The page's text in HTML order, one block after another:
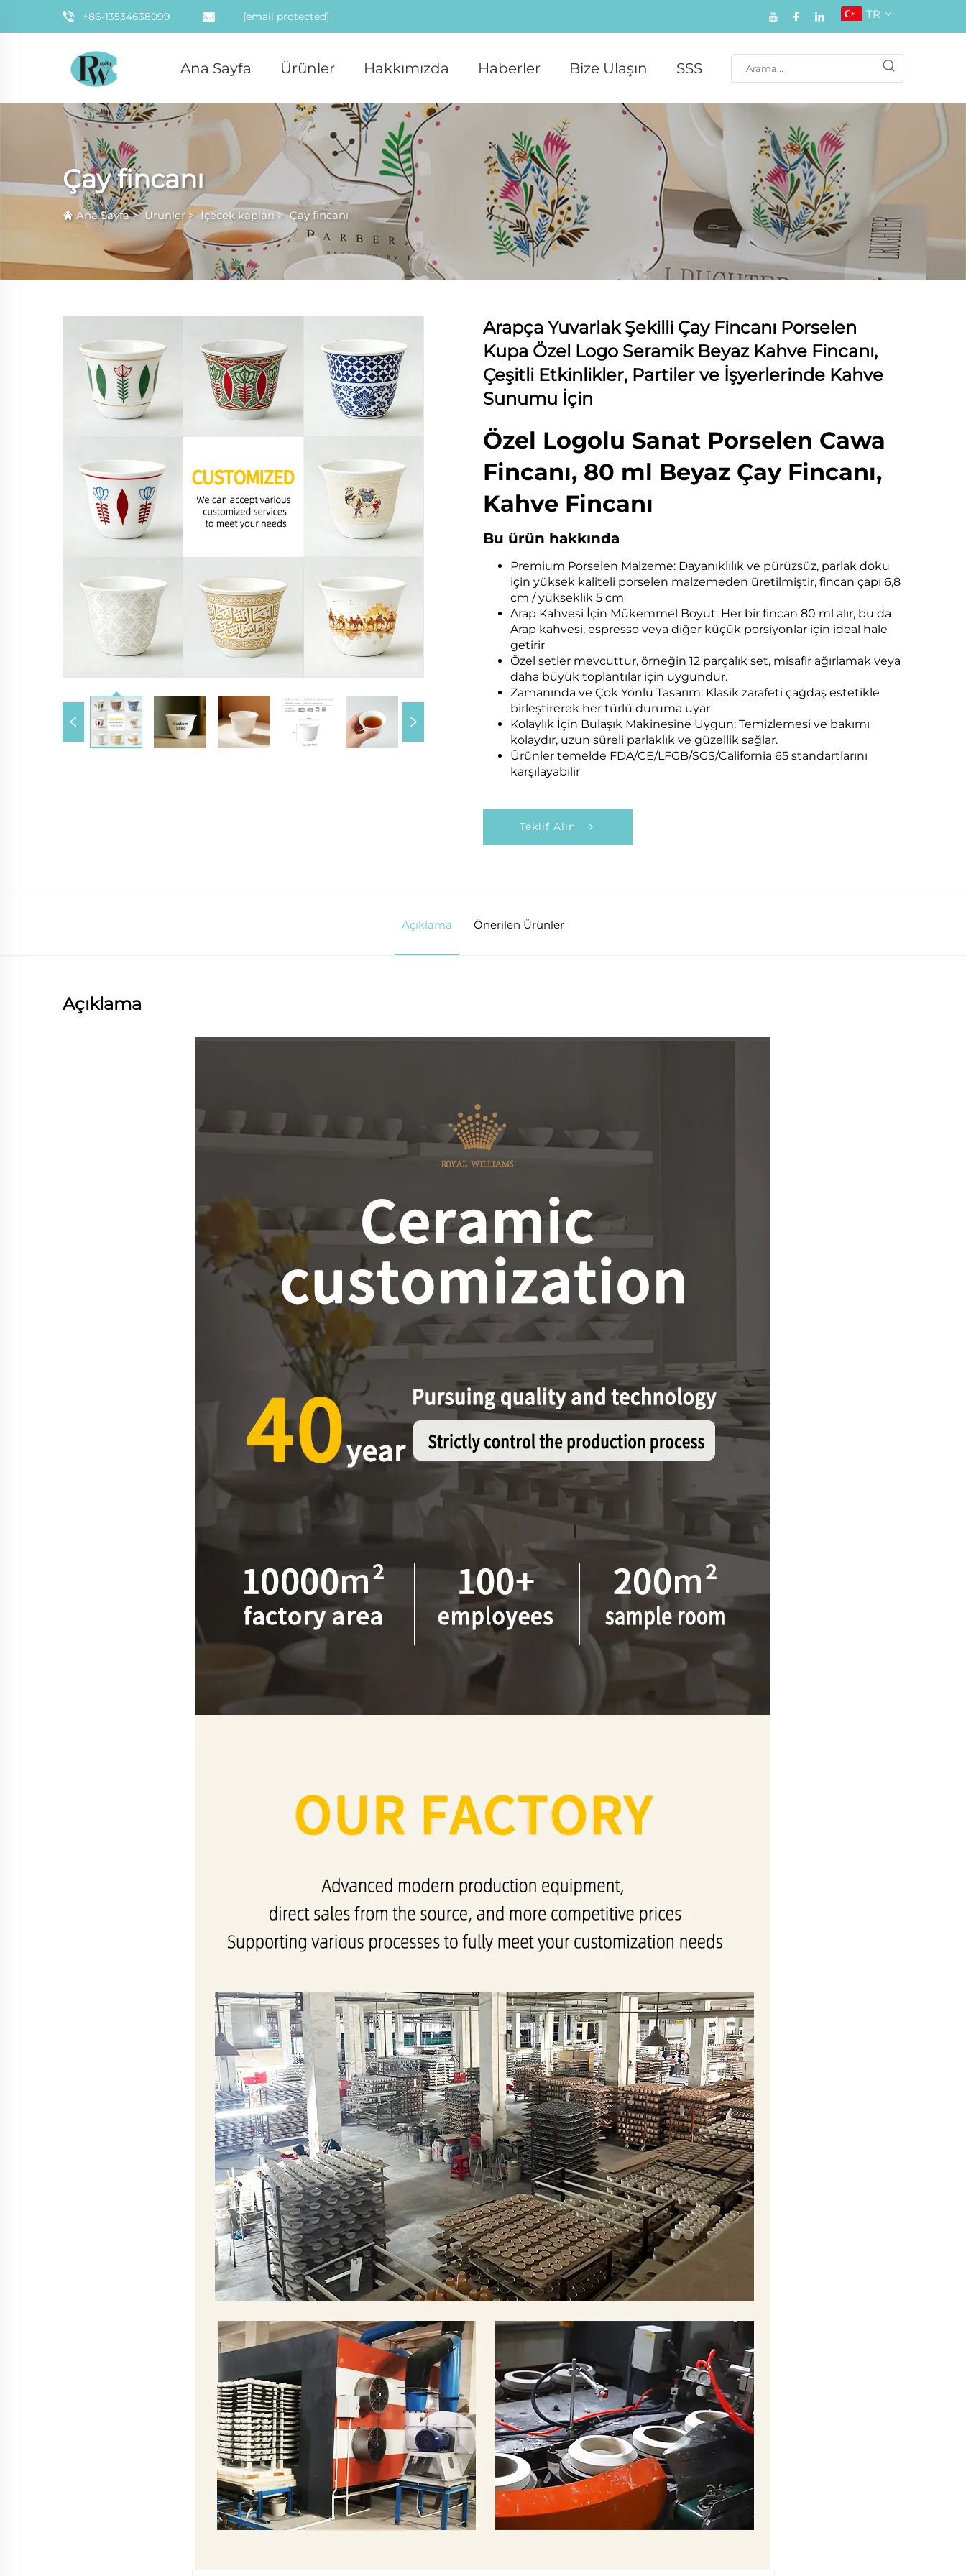
+86-13534638099 [email protected] TR
Ana Sayfa Ürünler Hakkımızda Haberler Bize Ulaşın SSS
Çay fincanı
Ana Sayfa>Ürünler >İçecek kapları>Çay fincanı
Arapça Yuvarlak Şekilli Çay Fincanı Porselen
Kupa Özel Logo Seramik Beyaz Kahve Fincanı,
Çeşitli Etkinlikler, Partiler ve İşyerlerinde Kahve
Sunumu İçin
Özel Logolu Sanat Porselen Cawa
Fincanı, 80 ml Beyaz Çay Fincanı,
Kahve Fincanı
Bu ürün hakkında
Premium Porselen Malzeme: Dayanıklılık ve pürüzsüz, parlak doku
için yüksek kaliteli porselen malzemeden üretilmiştir, fincan çapı 6,8
cm / yükseklik 5 cm
Arap Kahvesi İçin Mükemmel Boyut: Her bir fincan 80 ml alır, bu da
Arap kahvesi, espresso veya diğer küçük porsiyonlar için ideal hale
getirir
Özel setler mevcuttur, örneğin 12 parçalık set, misafir ağırlamak veya
daha büyük toplantılar için uygundur.
Zamanında ve Çok Yönlü Tasarım: Klasik zarafeti çağdaş estetikle
birleştirerek her türlü duruma uyar
Kolaylık İçin Bulaşık Makinesine Uygun: Temizlemesi ve bakımı
kolaydır, uzun süreli parlaklık ve güzellik sağlar.
Ürünler temelde FDA/CE/LFGB/SGS/California 65 standartlarını
karşılayabilir
Teklif Alın
Açıklama Önerilen Ürünler
Açıklama